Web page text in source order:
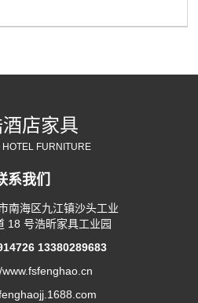
店家具
HOTEL FURNITURE
系我们
南海区九江镇沙头工业
18 号浩昕家具工业园
13380289683